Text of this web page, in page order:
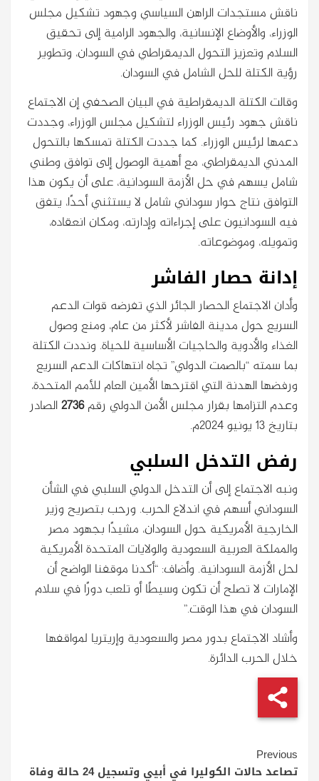
ناقش مستجدات الراهن السياسي وجهود تشكيل مجلس
الوزراء، والأوضاع الإنسانية، والجهود الرامية إلى تحقيق
السلام وتعزيز التحول الديمقراطي في السودان، وتطوير
رؤية الكتلة للحل الشامل في السودان.
وقالت الكتلة الديمقراطية في البيان الصحفي إن الاجتماع
ناقش جهود رئيس الوزراء لتشكيل مجلس الوزراء، وجددت
دعمها لرئيس الوزراء. كما جددت الكتلة تمسكها بالتحول
المدني الديمقراطي، مع أهمية الوصول إلى توافق وطني
شامل يسهم في حل الأزمة السودانية، على أن يكون هذا
التوافق نتاج حوار سوداني شامل لا يستثني أحدًا، يتفق
فيه السودانيون على إجراءاته وإدارته، ومكان انعقاده،
وتمويله، وموضوعاته.
إدانة حصار الفاشر
وأدان الاجتماع الحصار الجائر الذي تفرضه قوات الدعم
السريع حول مدينة الفاشر لأكثر من عام، ومنع وصول
الغذاء والأدوية والحاجيات الأساسية للحياة. ونددت الكتلة
بما سمته “بالصمت الدولي” تجاه انتهاكات الدعم السريع
ورفضها الهدنة التي اقترحها الأمين العام للأمم المتحدة،
وعدم التزامها بقرار مجلس الأمن الدولي رقم2736الصادر
بتاريخ 13 يونيو 2024م.
رفض التدخل السلبي
ونبه الاجتماع إلى أن التدخل الدولي السلبي في الشأن
السوداني أسهم في اندلاع الحرب. ورحب بتصريح وزير
الخارجية الأمريكية حول السودان، مشيدًا بجهود مصر
والمملكة العربية السعودية والولايات المتحدة الأمريكية
لحل الأزمة السودانية. وأضاف: “أكدنا موقفنا الواضح أن
الإمارات لا تصلح أن تكون وسيطًا أو تلعب دورًا في سلام
السودان في هذا الوقت.”
وأشاد الاجتماع بدور مصر والسعودية وإريتريا لمواقفها
خلال الحرب الدائرة.
Continue
Previous
تصاعد حالات الكوليرا في أبيي وتسجيل 24 حالة وفاة